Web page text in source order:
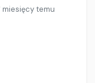
miesięcy temu